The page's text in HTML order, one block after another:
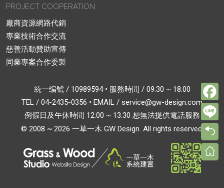
PROJECT COOPERATION
廠商資源網路代銷
專業技術合作交流
慈善活動贊助宣傳
同業專案合作委製
統一编號 / 10989594 • 服務時間 / 09:30 ~ 18:00
TEL / 04-2435-0356 • EMAIL / service@gw-design.com
例假日及午休時間 12:00 ~ 13:30 恕無法提供電話服務
© 2008 ~ 2026 一草一木 GW Design. All rights reserved.